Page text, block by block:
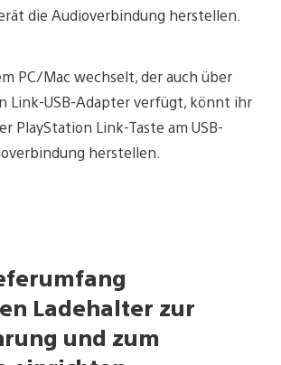
die Audioverbindung herstellen.
PC/Mac wechselt, der auch über
Link-USB-Adapter verfügt, könnt ihr
PlayStation Link-Taste am USB-
herstellen.
Ladehalter zur
und zum